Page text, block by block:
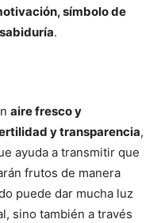
símbolo de
.
aire fresco y
y transparencia,
ayuda a transmitir que
frutos de manera
puede dar mucha luz
sino también a través